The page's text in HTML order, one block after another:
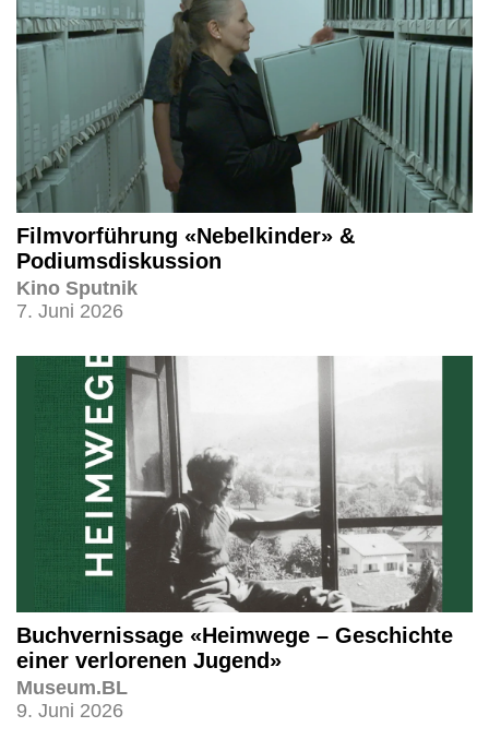
Filmvorführung «Nebelkinder» &
Podiumsdiskussion
Kino Sputnik
7. Juni 2026
Buchvernissage «Heimwege – Geschichte
einer verlorenen Jugend»
Museum.BL
9. Juni 2026